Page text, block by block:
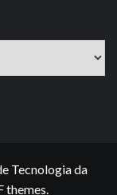
Tecnologia da
themes.